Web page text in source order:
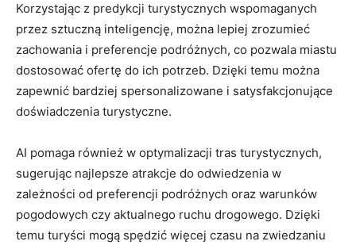
Korzystając z predykcji turystycznych wspomaganych
przez sztuczną inteligencję, można lepiej zrozumieć
zachowania ‌i preferencje podróżnych, co pozwala miastu
dostosować ofertę do ich potrzeb. Dzięki temu można
zapewnić bardziej spersonalizowane i satysfakcjonujące
doświadczenia turystyczne.
AI pomaga również w optymalizacji tras turystycznych,
sugerując najlepsze atrakcje⁣ do odwiedzenia w
zależności od preferencji podróżnych oraz warunków
pogodowych⁤ czy⁢ aktualnego ​ruchu drogowego. Dzięki
temu turyści mogą ​spędzić więcej czasu ‍na zwiedzaniu